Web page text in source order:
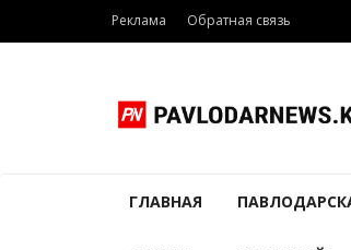
Реклама Обратная связь
ГЛАВНАЯ